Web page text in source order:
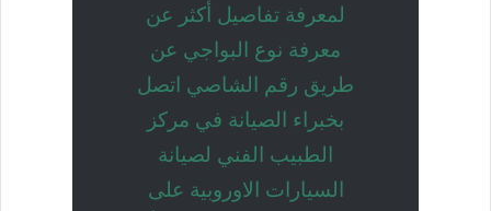
لمعرفة تفاصيل أكثر عن
معرفة نوع البواجي عن
طريق رقم الشاصي اتصل
بخبراء الصيانة في مركز
الطبيب الفني لصيانة
السيارات الاوروبية على